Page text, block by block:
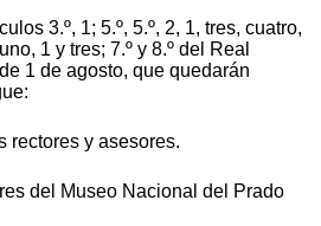
3.º, 1; 5.º, 5.º, 2, 1, tres, cuatro,
1 y tres; 7.º y 8.º del Real
1 de agosto, que quedarán
rectores y asesores.
del Museo Nacional del Prado